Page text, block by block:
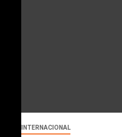
INTERNACIONAL